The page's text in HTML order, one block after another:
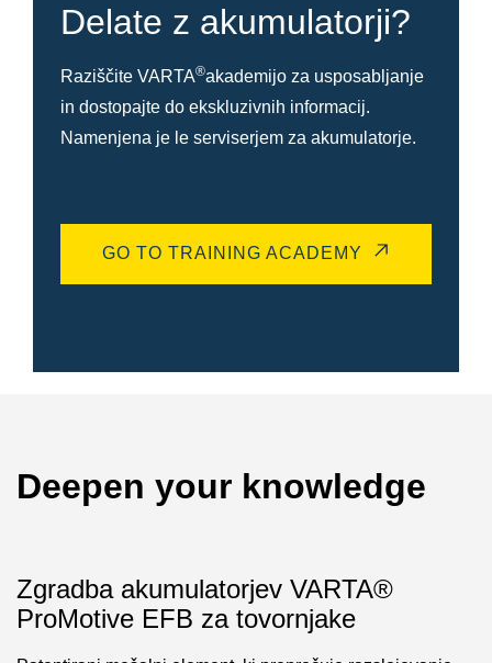
Delate z akumulatorji?
Raziščite VARTA®akademijo za usposabljanje
in dostopajte do ekskluzivnih informacij.
Namenjena je le serviserjem za akumulatorje.
GO TO TRAINING ACADEMY
Deepen your knowledge
Zgradba akumulatorjev VARTA®
ProMotive EFB za tovornjake